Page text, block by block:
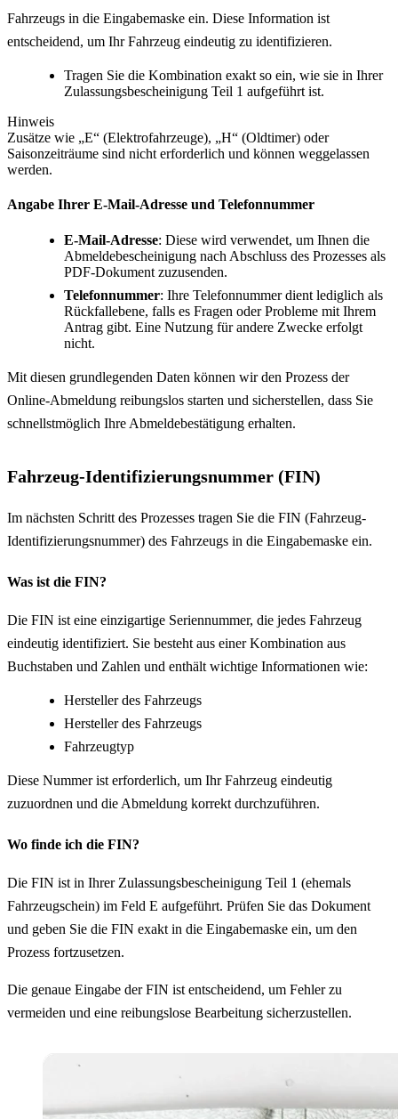
Fahrzeugs in die Eingabemaske ein. Diese Information ist
entscheidend, um Ihr Fahrzeug eindeutig zu identifizieren.
Tragen Sie die Kombination exakt so ein, wie sie in Ihrer
Zulassungsbescheinigung Teil 1 aufgeführt ist.
Hinweis
Zusätze wie „E“ (Elektrofahrzeuge), „H“ (Oldtimer) oder
Saisonzeiträume sind nicht erforderlich und können weggelassen
werden.
Angabe Ihrer E-Mail-Adresse und Telefonnummer
E-Mail-Adresse: Diese wird verwendet, um Ihnen die
Abmeldebescheinigung nach Abschluss des Prozesses als
PDF-Dokument zuzusenden.
Telefonnummer: Ihre Telefonnummer dient lediglich als
Rückfallebene, falls es Fragen oder Probleme mit Ihrem
Antrag gibt. Eine Nutzung für andere Zwecke erfolgt
nicht.
Mit diesen grundlegenden Daten können wir den Prozess der
Online-Abmeldung reibungslos starten und sicherstellen, dass Sie
schnellstmöglich Ihre Abmeldebestätigung erhalten.
Fahrzeug-Identifizierungsnummer (FIN)
Im nächsten Schritt des Prozesses tragen Sie die FIN (Fahrzeug-
Identifizierungsnummer) des Fahrzeugs in die Eingabemaske ein.
Was ist die FIN?
Die FIN ist eine einzigartige Seriennummer, die jedes Fahrzeug
eindeutig identifiziert. Sie besteht aus einer Kombination aus
Buchstaben und Zahlen und enthält wichtige Informationen wie:
Hersteller des Fahrzeugs
Hersteller des Fahrzeugs
Fahrzeugtyp
Diese Nummer ist erforderlich, um Ihr Fahrzeug eindeutig
zuzuordnen und die Abmeldung korrekt durchzuführen.
Wo finde ich die FIN?
Die FIN ist in Ihrer Zulassungsbescheinigung Teil 1 (ehemals
Fahrzeugschein) im Feld E aufgeführt. Prüfen Sie das Dokument
und geben Sie die FIN exakt in die Eingabemaske ein, um den
Prozess fortzusetzen.
Die genaue Eingabe der FIN ist entscheidend, um Fehler zu
vermeiden und eine reibungslose Bearbeitung sicherzustellen.